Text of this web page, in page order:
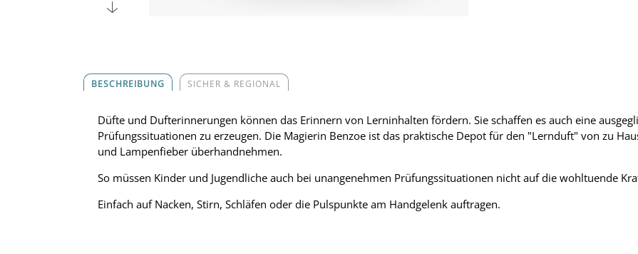
BESCHREIBUNG SICHER & REGIONAL
Düfte und Dufterinnerungen können das Erinnern von Lerninhalten fördern. Sie schaffen es auch eine
Prüfungssituationen zu erzeugen. Die Magierin Benzoe ist das praktische Depot für den "Lernduft" von zu
und Lampenfieber überhandnehmen.
So müssen Kinder und Jugendliche auch bei unangenehmen Prüfungssituationen nicht auf die wohltuende
Einfach auf Nacken, Stirn, Schläfen oder die Pulspunkte am Handgelenk auftragen.